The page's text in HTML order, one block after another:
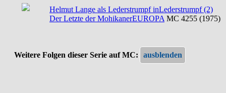
Helmut Lange als Lederstrumpf inLederstrumpf (2)
Der Letzte der MohikanerEUROPA MC 4255 (1975)
Weitere Folgen dieser Serie auf MC: